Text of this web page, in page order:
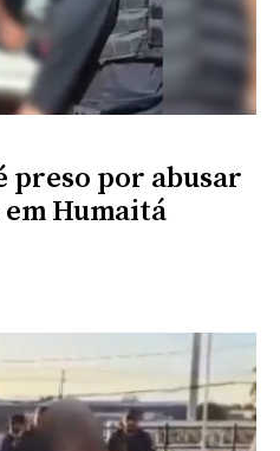
preso por abusar
em Humaitá